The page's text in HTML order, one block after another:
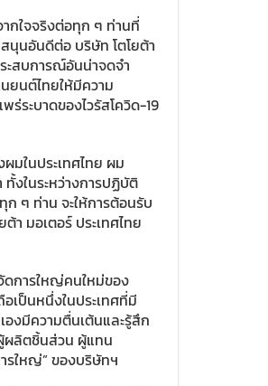
กใจจริงต่อทุก ๆ ท่านที่
นุนอันดีต่อ บริษัท โตโยต้า
ะสบการณ์อันน่าจดจำ
ยนต์ไทยให้มีความ
ระบาดของไวรัสโควิด-19
มในประเทศไทย ผม
งในระหว่างการปฏิบัติ
ก ๆ ท่าน จะให้การต้อนรับ
มอเตอร์ ประเทศไทย
การใหญ่คนใหม่ของ
อเป็นหนึ่งในประเทศที่มี
องมีความตื่นเต้นและรู้สึก
ผลิตชิ้นส่วน ผู้แทน
รใหญ่” ของบริษัทฯ